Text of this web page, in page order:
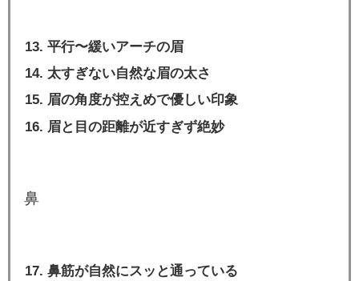
平行〜緩いアーチの眉
太すぎない自然な眉の太さ
眉の角度が控えめで優しい印象
眉と目の距離が近すぎず絶妙
鼻
鼻筋が自然にスッと通っている